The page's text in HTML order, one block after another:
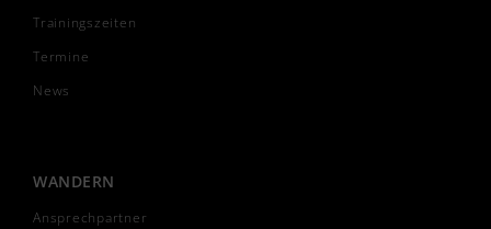
Trainingszeiten
Termine
News
WANDERN
Ansprechpartner